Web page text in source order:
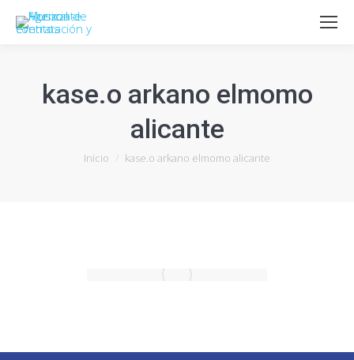
kase.o arkano elmomo
alicante
Estás aquí:
Inicio kase.o arkano elmomo alicante